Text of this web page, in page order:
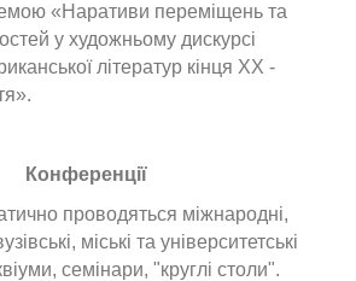
«Наративи переміщень та
у художньому дискурсі
літератур кінця XX -
Конференції
проводяться міжнародні,
міські та університетські
семінари, "круглі столи".